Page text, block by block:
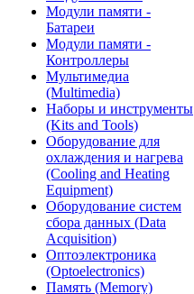
Модули памяти -
Батареи
Модули памяти -
Контроллеры
Мультимедиа
(Multimedia)
Наборы и инструменты
(Kits and Tools)
Оборудование для
охлаждения и нагрева
(Cooling and Heating
Equipment)
Оборудование систем
сбора данных (Data
Acquisition)
Оптоэлектроника
(Optoelectronics)
Память (Memory)